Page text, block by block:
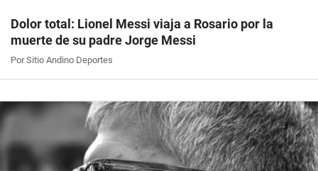
Dolor total: Lionel Messi viaja a Rosario por la
muerte de su padre Jorge Messi
Por Sitio Andino Deportes